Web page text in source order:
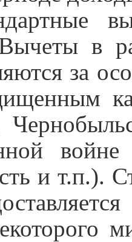
Вычеты в
за
и т.п.).